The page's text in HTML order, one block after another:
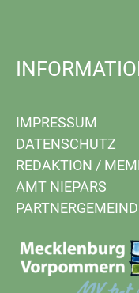
IMPRESSUM
DATENSCHUTZ
REDAKTION /
AMT NIEPARS